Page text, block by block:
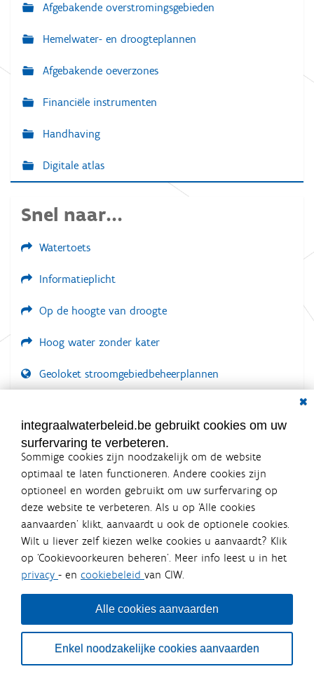
Afgebakende overstromingsgebieden
Hemelwater- en droogteplannen
Afgebakende oeverzones
Financiële instrumenten
Handhaving
Digitale atlas
Snel naar...
Watertoets
Informatieplicht
Op de hoogte van droogte
Hoog water zonder kater
Geoloket stroomgebiedbeheerplannen
LOGIN VEREIST
integraalwaterbeleid.be gebruikt cookies om uw
surfervaring te verbeteren.
Sommige cookies zijn noodzakelijk om de website
optimaal te laten functioneren. Andere cookies zijn
optioneel en worden gebruikt om uw surfervaring op
deze website te verbeteren. Als u op ‘Alle cookies
aanvaarden’ klikt, aanvaardt u ook de optionele cookies.
Wilt u liever zelf kiezen welke cookies u aanvaardt? Klik
op ‘Cookievoorkeuren beheren’. Meer info leest u in het
privacy - en cookiebeleid van CIW.
Alle cookies aanvaarden
Enkel noodzakelijke cookies aanvaarden
Integraalwaterbeleid.be is een
officiële website van de Vlaamse
overheid
uitgegeven door Coördinatiecommissie Integraal
Waterbeleid
De Coördinatiecommissie Integraal Waterbeleid (CIW) is een
bestuursniveaus die bij het waterbeleid betrokken zijn. Ook
waterbedrijven nemen deel aan het overleg. Deze
samenwerking zorgt voor een gecoördineerde en
geïntegreerde aanpak van het waterbeleid en waterbeheer
in Vlaanderen.